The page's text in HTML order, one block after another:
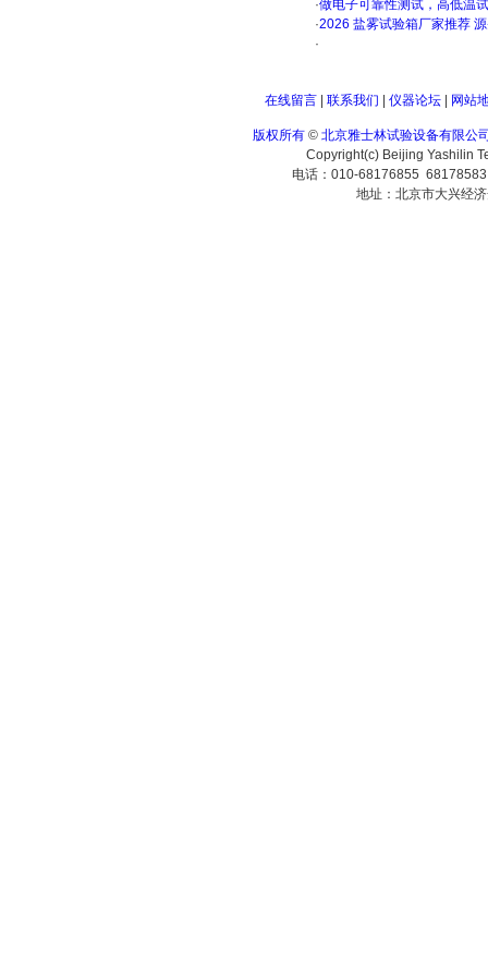
·做电子可靠性测试，高低温
·2026 盐雾试验箱厂家推荐
·
在线留言| 联系我们 仪器论坛| 网站
版权所有 © 北京雅士林试验设备有限公
Copyright(c) Beijing Yashilin
电话：010-68176855
地址：北京市大兴经